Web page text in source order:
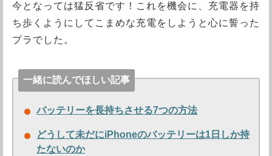
今となっては猛反省です！これを機会に、充電器を持
ち歩くようにしてこまめな充電をしようと心に誓った
プラでした。
一緒に読んでほしい記事
バッテリーを長持ちさせる7つの方法
どうして未だにiPhoneのバッテリーは1日しか持
たないのか